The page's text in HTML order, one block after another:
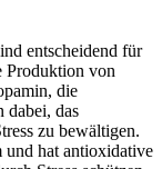
entscheidend für
Produktion von
die
dabei, das
zu bewältigen.
und hat antioxidative